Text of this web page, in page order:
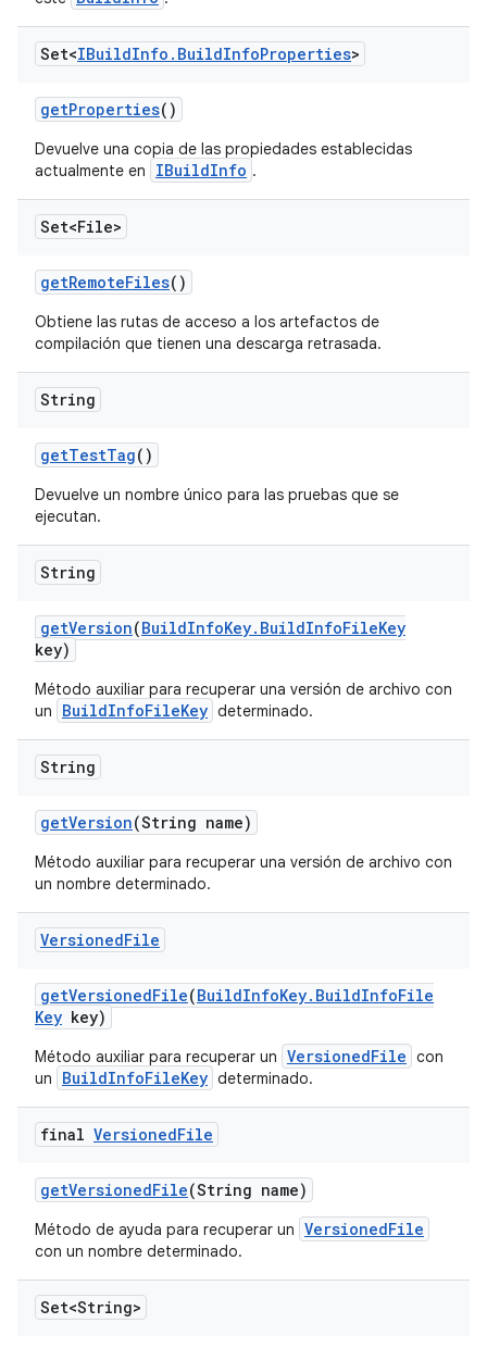
Set<IBuildInfo . BuildInfoProperties>
getProperties()
Devuelve una copia de las propiedades establecidas
actualmente en
IBuildInfo .
Set<File>
getRemoteFiles()
Obtiene las rutas de acceso a los artefactos de
compilación que tienen una descarga retrasada.
String
getTestTag()
Devuelve un nombre único para las pruebas que se
ejecutan.
String
getVersion(BuildInfoKey. BuildInfoFileKey
key)
Método auxiliar para recuperar una versión de archivo con
un
BuildInfoFileKey determinado.
String
getVersion(String name)
Método auxiliar para recuperar una versión de archivo con
un nombre determinado.
VersionedFile
getVersionedFile(BuildInfoKey. BuildInfoFile
Key key)
Método auxiliar para recuperar un VersionedFile con
un
BuildInfoFileKey determinado.
final VersionedFile
getVersionedFile(String name)
Método de ayuda para recuperar un VersionedFile
con un nombre determinado.
Set<String>